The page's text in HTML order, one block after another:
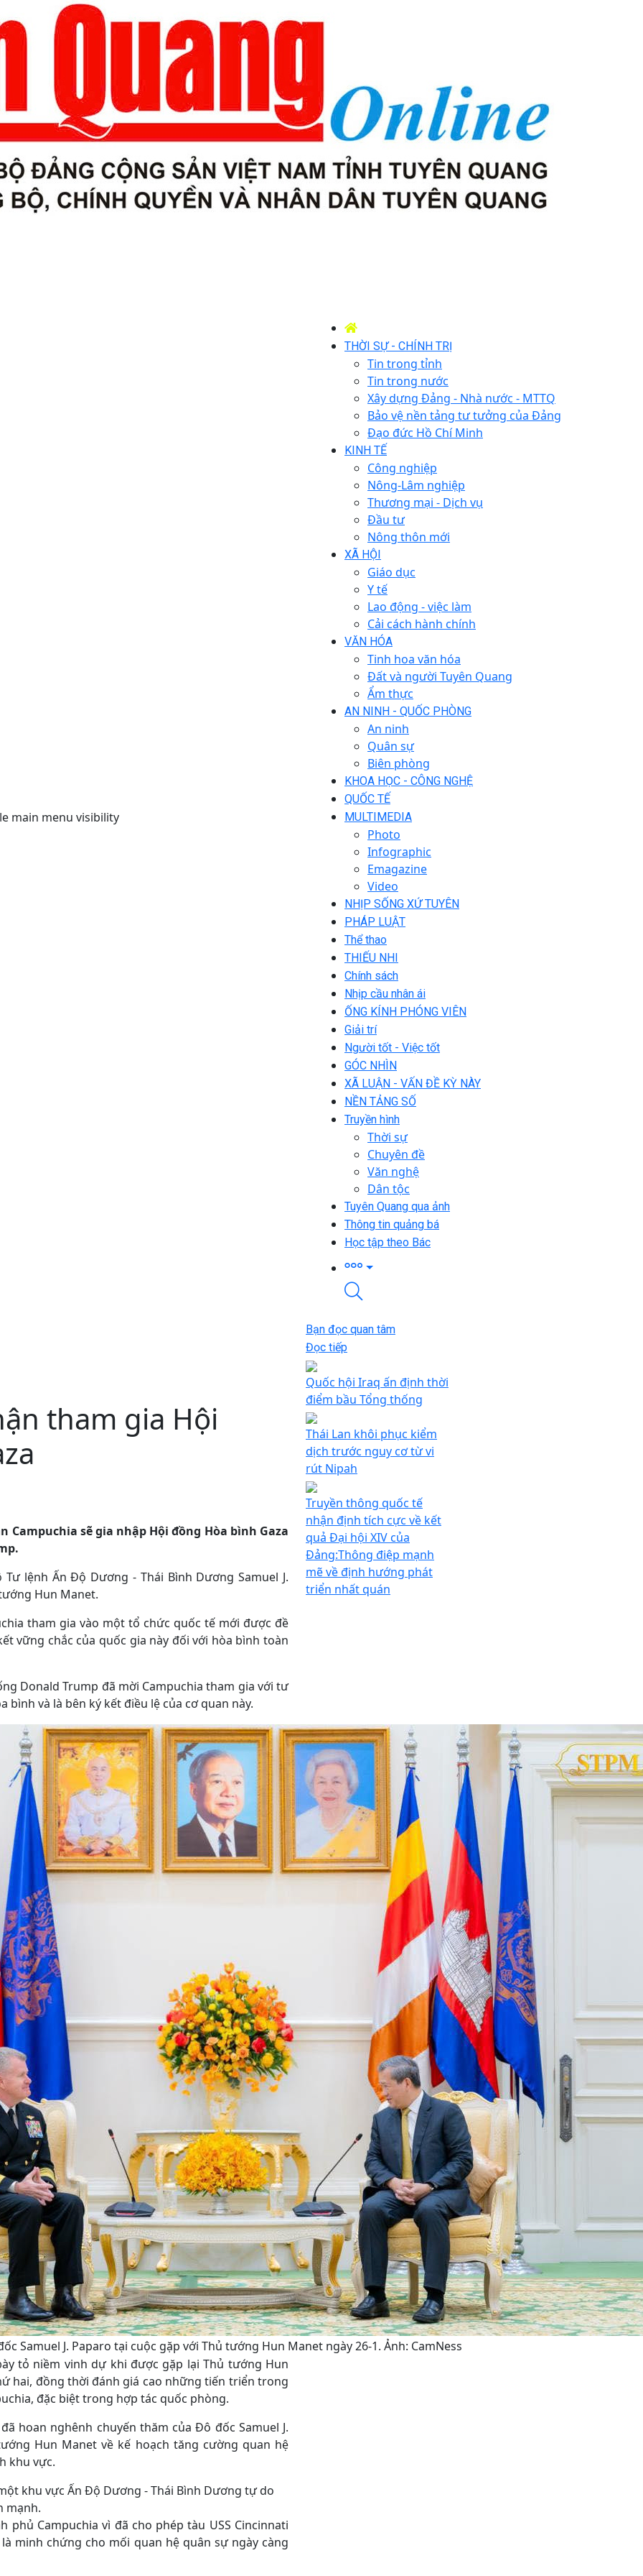
main menu visibility
THỜI SỰ - CHÍNH TRỊ
Tin trong tỉnh
Tin trong nước
Xây dựng Đảng - Nhà nước - MTTQ
Bảo vệ nền tảng tư tưởng của Đảng
Đạo đức Hồ Chí Minh
KINH TẾ
Công nghiệp
Nông-Lâm nghiệp
Thương mại - Dịch vụ
Đầu tư
Nông thôn mới
XÃ HỘI
Giáo dục
Y tế
Lao động - việc làm
Cải cách hành chính
VĂN HÓA
Tinh hoa văn hóa
Đất và người Tuyên Quang
Ẩm thực
AN NINH - QUỐC PHÒNG
An ninh
Quân sự
Biên phòng
KHOA HỌC - CÔNG NGHỆ
QUỐC TẾ
MULTIMEDIA
Photo
Infographic
Emagazine
Video
NHỊP SỐNG XỨ TUYÊN
PHÁP LUẬT
Thể thao
THIẾU NHI
Chính sách
Nhịp cầu nhân ái
ỐNG KÍNH PHÓNG VIÊN
Giải trí
Người tốt - Việc tốt
GÓC NHÌN
XÃ LUẬN - VẤN ĐỀ KỲ NÀY
NỀN TẢNG SỐ
Truyền hình
Thời sự
Chuyên đề
Văn nghệ
Dân tộc
Tuyên Quang qua ảnh
Thông tin quảng bá
Học tập theo Bác
tham gia Hội
Campuchia sẽ gia nhập Hội đồng Hòa bình Gaza
lệnh Ấn Độ Dương - Thái Bình Dương Samuel J.
Hun Manet.
tham gia vào một tổ chức quốc tế mới được đề
vững chắc của quốc gia này đối với hòa bình toàn
Donald Trump đã mời Campuchia tham gia với tư
và là bên ký kết điều lệ của cơ quan này.
Samuel J. Paparo tại cuộc gặp với Thủ tướng Hun Manet ngày 26-1. Ảnh: CamNess
tỏ niềm vinh dự khi được gặp lại Thủ tướng Hun
hai, đồng thời đánh giá cao những tiến triển trong
đặc biệt trong hợp tác quốc phòng.
hoan nghênh chuyến thăm của Đô đốc Samuel J.
Hun Manet về kế hoạch tăng cường quan hệ
khu vực.
khu vực Ấn Độ Dương - Thái Bình Dương tự do
mạnh.
phủ Campuchia vì đã cho phép tàu USS Cincinnati
minh chứng cho mối quan hệ quân sự ngày càng
Bạn đọc quan tâm
Đọc tiếp
Quốc hội Iraq ấn định thời
điểm bầu Tổng thống
Thái Lan khôi phục kiểm
dịch trước nguy cơ từ vi
rút Nipah
Truyền thông quốc tế
nhận định tích cực về kết
quả Đại hội XIV của
Đảng:Thông điệp mạnh
mẽ về định hướng phát
triển nhất quán